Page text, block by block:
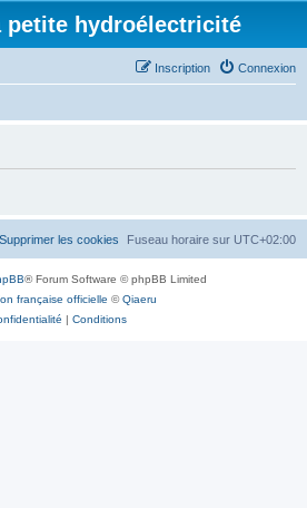
petite hydroélectricité
Connexion
Inscription
Fuseau horaire sur UTC+02:00
Supprimer les cookies
® Forum Software © phpBB Limited
française officielle ©Qiaeru
| Conditions